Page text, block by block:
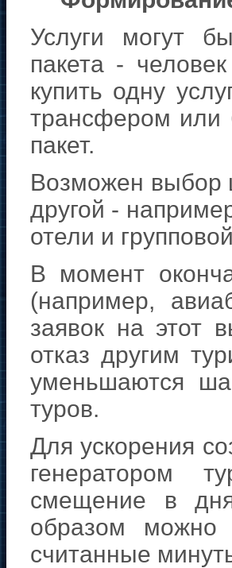
Услуги могут
пакета -
купить одну
трансфером или
пакет.
Возможен выбор
другой -
отели и
В момент
(например,
заявок на этот
отказ другим
уменьшаются
туров.
Для ускорения
генератором
смещение в
образом можно
считанные